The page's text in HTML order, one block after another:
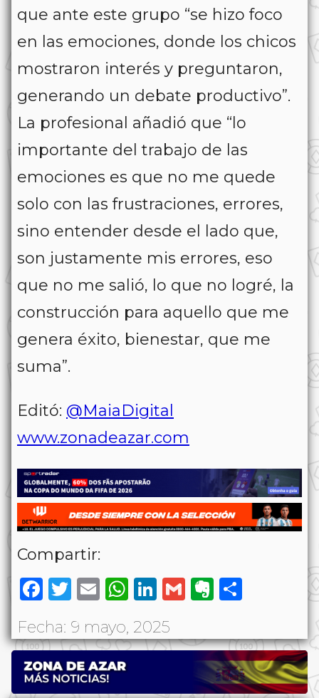
que ante este grupo “se hizo foco
en las emociones, donde los chicos
mostraron interés y preguntaron,
generando un debate productivo”.
La profesional añadió que “lo
importante del trabajo de las
emociones es que no me quede
solo con las frustraciones, errores,
sino entender desde el lado que,
son justamente mis errores, eso
que no me salió, lo que no logré, la
construcción para aquello que me
genera éxito, bienestar, que me
suma”.
Editó: @MaiaDigital
www.zonadeazar.com
Compartir:
Facebook
Twitter
EmailWhatsApp
LinkedIn
GmailEvernote
Fecha: 9 mayo, 2025